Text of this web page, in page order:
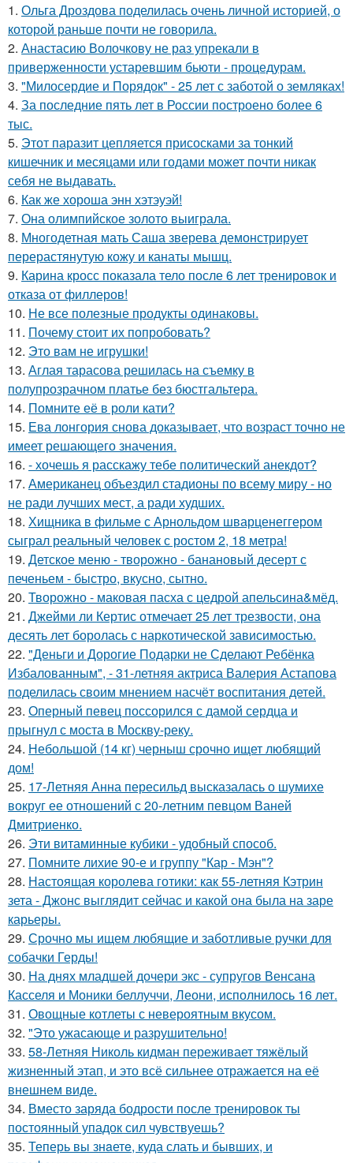
1. Ольга Дроздова поделилась очень личной историей, о
которой раньше почти не говорила.
2. Анастасию Волочкову не раз упрекали в
приверженности устаревшим бьюти - процедурам.
3. "Милосердие и Порядок" - 25 лет с заботой о земляках!
4. За последние пять лет в России построено более 6
тыс.
5. Этот паразит цепляется присосками за тонкий
кишечник и месяцами или годами может почти никак
себя не выдавать.
6. Как же хороша энн хэтэуэй!
7. Она олимпийское золото выиграла.
8. Многодетная мать Саша зверева демонстрирует
перерастянутую кожу и канаты мышц.
9. Карина кросс показала тело после 6 лет тренировок и
отказа от филлеров!
10. Не все полезные продукты одинаковы.
11. Почему стоит их попробовать?
12. Это вам не игрушки!
13. Аглая тарасова решилась на съемку в
полупрозрачном платье без бюстгальтера.
14. Помните её в роли кати?
15. Ева лонгория снова доказывает, что возраст точно не
имеет решающего значения.
16. - хочешь я расскажу тебе политический анекдот?
17. Американец объездил стадионы по всему миру - но
не ради лучших мест, а ради худших.
18. Хищника в фильме с Арнольдом шварценеггером
сыграл реальный человек с ростом 2, 18 метра!
19. Детское меню - творожно - банановый десерт с
печеньем - быстро, вкусно, сытно.
20. Творожно - маковая пасха с цедрой апельсина&мёд.
21. Джейми ли Кертис отмечает 25 лет трезвости, она
десять лет боролась с наркотической зависимостью.
22. "Деньги и Дорогие Подарки не Сделают Ребёнка
Избалованным", - 31-летняя актриса Валерия Астапова
поделилась своим мнением насчёт воспитания детей.
23. Оперный певец поссорился с дамой сердца и
прыгнул с моста в Москву-реку.
24. Небольшой (14 кг) черныш срочно ищет любящий
дом!
25. 17-Летняя Анна пересильд высказалась о шумихе
вокруг ее отношений с 20-летним певцом Ваней
Дмитриенко.
26. Эти витаминные кубики - удобный способ.
27. Помните лихие 90-е и группу "Кар - Мэн"?
28. Настоящая королева готики: как 55-летняя Кэтрин
зета - Джонс выглядит сейчас и какой она была на заре
карьеры.
29. Срочно мы ищем любящие и заботливые ручки для
собачки Герды!
30. На днях младшей дочери экс - супругов Венсана
Касселя и Моники беллуччи, Леони, исполнилось 16 лет.
31. Овощные котлеты с невероятным вкусом.
32. "Это ужасающе и разрушительно!
33. 58-Летняя Николь кидман переживает тяжёлый
жизненный этап, и это всё сильнее отражается на её
внешнем виде.
34. Вместо заряда бодрости после тренировок ты
постоянный упадок сил чувствуешь?
35. Теперь вы знaетe, куда слать и бывших, и